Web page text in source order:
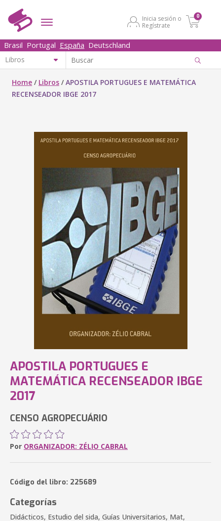
Inicia sesión o
Regístrate
0
Brasil Portugal España Deutschland
Home / Libros /APOSTILA PORTUGUES E MATEMÁTICA
RECENSEADOR IBGE 2017
APOSTILA PORTUGUES E
MATEMÁTICA RECENSEADOR IBGE
2017
CENSO AGROPECUÁRIO
Por ORGANIZADOR: ZÉLIO CABRAL
Código del libro: 225689
Categorías
Didácticos, Estudio del sida, Guías Universitarios, Mat,